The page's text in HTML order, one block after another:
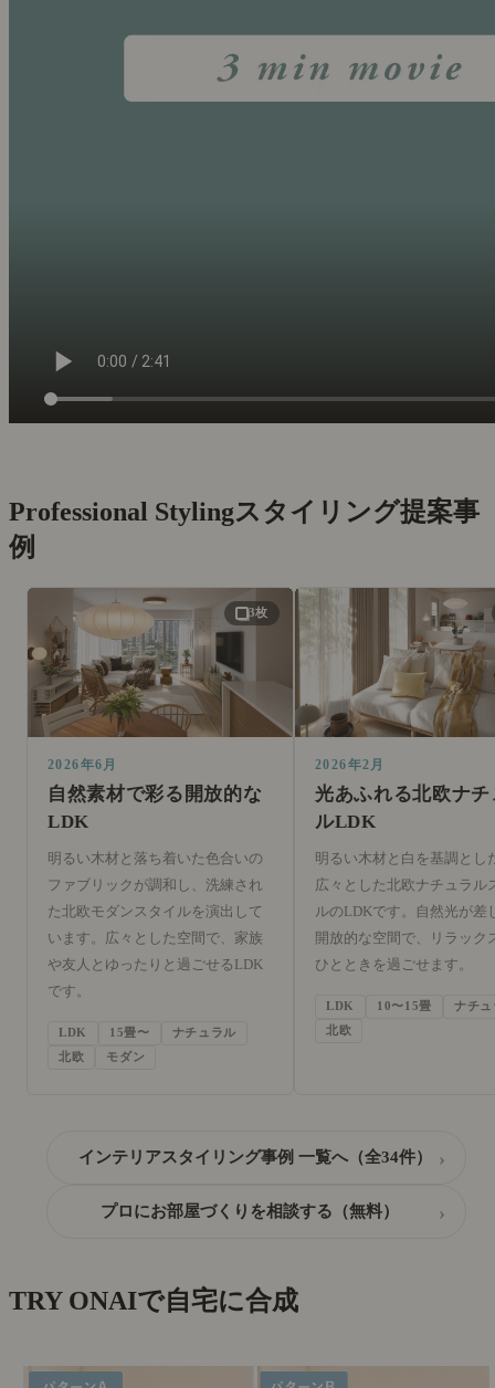
Professional Stylingスタイリング提案事
例
3枚
2026年6月
自然素材で彩る開放的な
LDK
明るい木材と落ち着いた色合いの
ファブリックが調和し、洗練され
た北欧モダンスタイルを演出して
います。広々とした空間で、家族
や友人とゆったりと過ごせるLDK
です。
LDK 15畳〜
ナチュラル
北欧
モダン
2026年2月
光あふれる北欧ナチ
ルLDK
明るい木材と白を基調とし
広々とした北欧ナチュラル
ルのLDKです。自然光が差
開放的な空間で、リラック
ひとときを過ごせます。
LDK 10〜15畳
ナチュ
北欧
インテリアスタイリング事例 一覧へ（全34件） ›
プロにお部屋づくりを相談する（無料） ›
TRY ONAIで自宅に合成